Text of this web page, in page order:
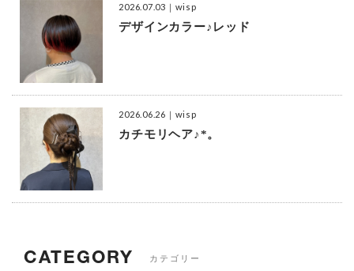
2026.07.03 ｜wisp
デザインカラー♪レッド
2026.06.26 ｜wisp
カチモリヘア♪*。
CATEGORY カテゴリー